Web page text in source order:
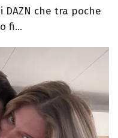
che tra poche
fi...